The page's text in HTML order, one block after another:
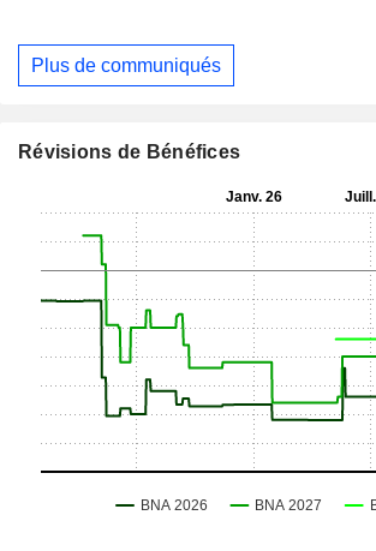
Plus de communiqués
Révisions de Bénéfices